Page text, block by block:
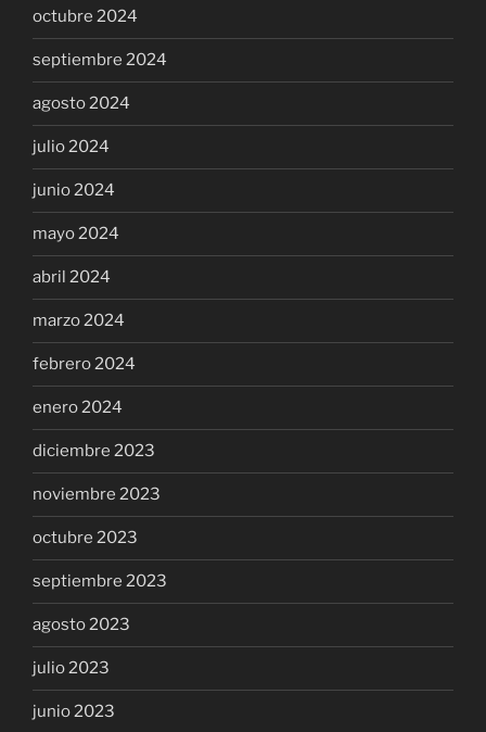
octubre 2024
septiembre 2024
agosto 2024
julio 2024
junio 2024
mayo 2024
abril 2024
marzo 2024
febrero 2024
enero 2024
diciembre 2023
noviembre 2023
octubre 2023
septiembre 2023
agosto 2023
julio 2023
junio 2023